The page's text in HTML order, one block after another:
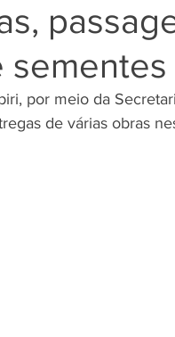
por meio da
de várias obras